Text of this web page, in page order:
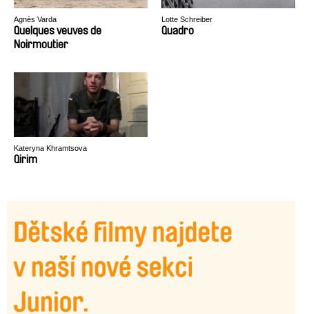
Agnès Varda
Quelques veuves de
Noirmoutier
Lotte Schreiber
Quadro
Kateryna Khramtsova
Qirim